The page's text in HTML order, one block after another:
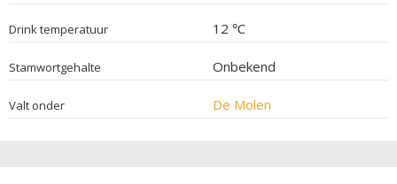
Drink temperatuur 12 ℃
Stamwortgehalte Onbekend
Valt onder De Molen